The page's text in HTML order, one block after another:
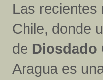
Las
Chile, donde
de Diosdado
Aragua es